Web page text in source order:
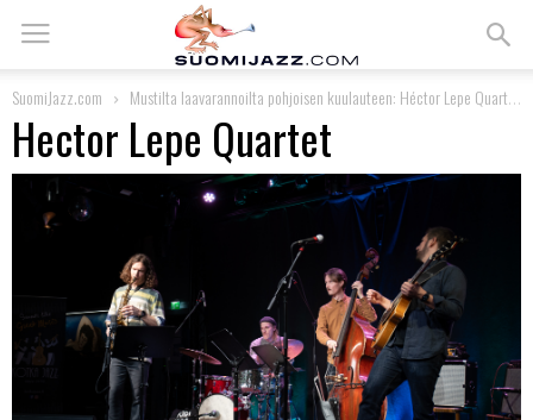
SuomiJazz.com Mustilta laavarannoilta pohjoisen kuulauteen: Héctor Lepe Quartet Ravintola Kairossa
Hector Lepe Quartet